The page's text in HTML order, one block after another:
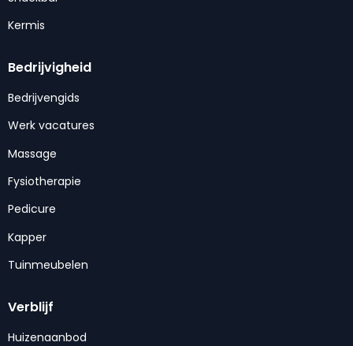
Kermis
Bedrijvigheid
Bedrijvengids
Werk vacatures
Massage
Fysiotherapie
Pedicure
Kapper
Tuinmeubelen
Verblijf
Huizenaanbod